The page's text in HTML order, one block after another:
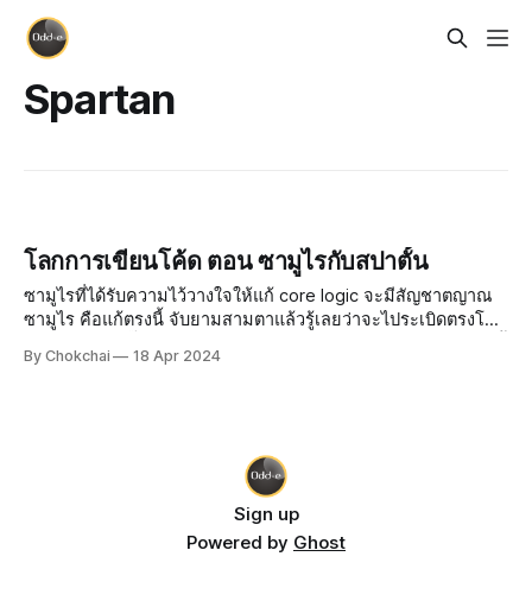
Spartan
โลกการเขียนโค้ด ตอน ซามูไรกับสปาตั้น
ซามูไรที่ได้รับความไว้วางใจให้แก้ core logic จะมีสัญชาตญาณ
ซามูไร คือแก้ตรงนี้ จับยามสามตาแล้วรู้เลยว่าจะไประเบิดตรงโน้น
By Chokchai 18 Apr 2024
Sign up
Powered by Ghost